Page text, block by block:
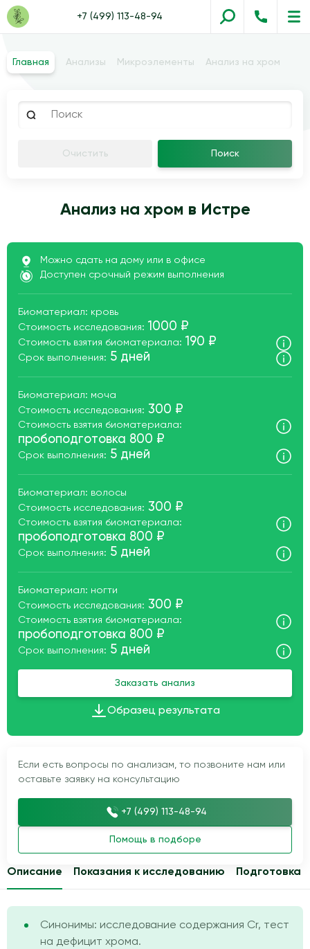
+7 (499) 113-48-94
Главная Анализы Микроэлементы Анализ на хром
Очистить Поиск
Анализ на хром в Истре
Описание Показания к исследованию Подготовка
Синонимы: исследование содержания Cr, тест
на дефицит хрома.
Можно сдать на дому или в офисе
Доступен срочный режим выполнения
Биоматериал: кровь
Стоимость исследования: 1000 ₽
Стоимость взятия биоматериала: 190 ₽
Срок выполнения: 5 дней
Биоматериал: моча
Стоимость исследования: 300 ₽
Стоимость взятия биоматериала:
пробоподготовка 800 ₽
Срок выполнения: 5 дней
Биоматериал: волосы
Стоимость исследования: 300 ₽
Стоимость взятия биоматериала:
пробоподготовка 800 ₽
Срок выполнения: 5 дней
Биоматериал: ногти
Стоимость исследования: 300 ₽
Стоимость взятия биоматериала:
пробоподготовка 800 ₽
Срок выполнения: 5 дней
Заказать анализ
Образец результата
Если есть вопросы по анализам, то позвоните нам или
оставьте заявку на консультацию
+7 (499) 113-48-94
Помощь в подборе